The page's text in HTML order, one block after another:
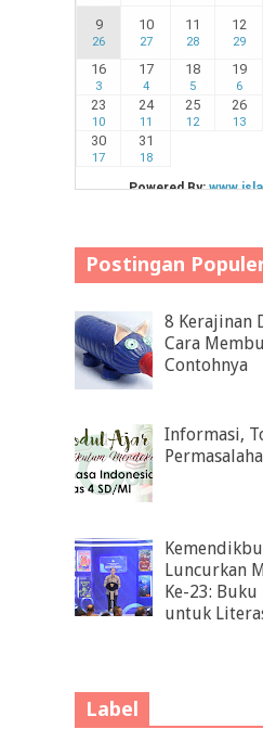
Postingan
8 Kerajinan
Cara
Contohnya
Informasi,
Luncurkan
Ke-23:
untuk
Label